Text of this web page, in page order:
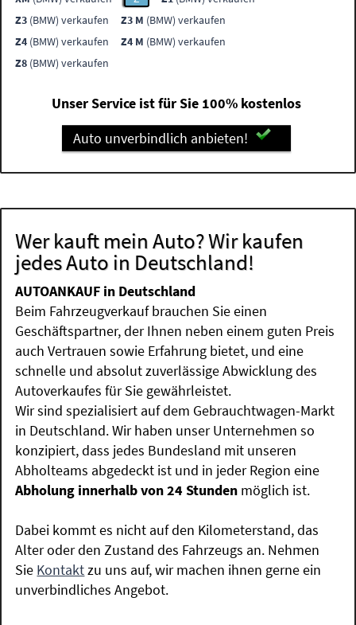
Z3 (BMW) verkaufen Z3 M (BMW) verkaufen
Z4 (BMW) verkaufen Z4 M (BMW) verkaufen
Z8 (BMW) verkaufen
Unser Service ist für Sie 100% kostenlos
Auto unverbindlich anbieten!
Wer kauft mein Auto? Wir kaufen
jedes Auto in Deutschland!
AUTOANKAUF in Deutschland
Beim Fahrzeugverkauf brauchen Sie einen
Geschäftspartner, der Ihnen neben einem guten Preis
auch Vertrauen sowie Erfahrung bietet, und eine
schnelle und absolut zuverlässige Abwicklung des
Autoverkaufes für Sie gewährleistet.
Wir sind spezialisiert auf dem Gebrauchtwagen-Markt
in Deutschland. Wir haben unser Unternehmen so
konzipiert, dass jedes Bundesland mit unseren
Abholteams abgedeckt ist und in jeder Region eine
Abholung innerhalb von 24 Stunden möglich ist.
Dabei kommt es nicht auf den Kilometerstand, das
Alter oder den Zustand des Fahrzeugs an. Nehmen
Sie Kontaktzu uns auf, wir machen ihnen gerne ein
unverbindliches Angebot.